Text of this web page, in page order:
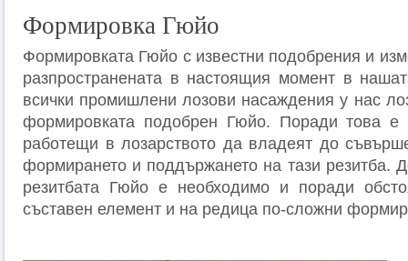
Формировка Гюйо
Формировката Гюйо с известни подобрения и
разпространената в настоящия момент в
всички промишлени лозови насаждения у нас
формировката подобрен Гюйо. Поради това е
работещи в лозарството да владеят до
формирането и поддържането на тази резитба.
резитбата Гюйо е необходимо и поради
съставен елемент и на редица по-сложни